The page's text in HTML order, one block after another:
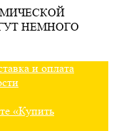
НЕМНОГО
и оплата
«Купить